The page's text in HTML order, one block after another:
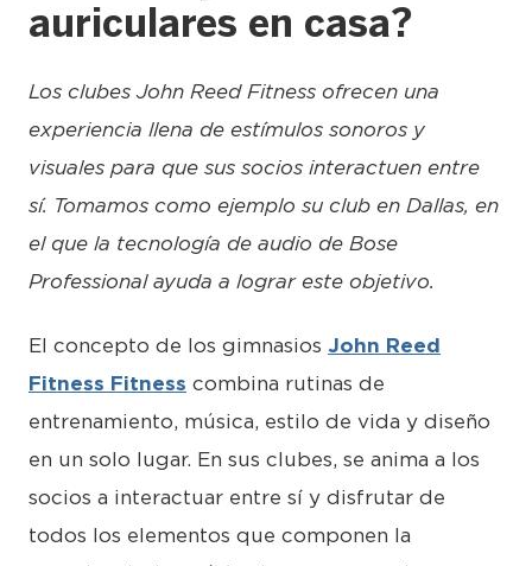
auriculares en casa?
Los clubes John Reed Fitness ofrecen una
experiencia llena de estímulos sonoros y
visuales para que sus socios interactuen entre
sí. Tomamos como ejemplo su club en Dallas, en
el que la tecnología de audio de Bose
Professional ayuda a lograr este objetivo.
El concepto de los gimnasios John Reed
Fitness Fitness combina rutinas de
entrenamiento, música, estilo de vida y diseño
en un solo lugar. En sus clubes, se anima a los
socios a interactuar entre sí y disfrutar de
todos los elementos que componen la